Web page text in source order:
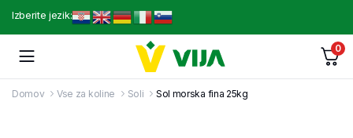
Izberite jezik:
0
Domov Vse za koline Soli Sol morska fina 25kg